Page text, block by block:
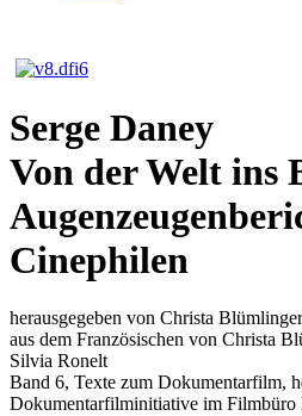
Serge Daney
Von der Welt ins
Cinephilen
herausgegeben von Christa Blümlinger
aus dem Französischen von Christa
Silvia Ronelt
Band 6, Texte zum Dokumentarfilm,
Dokumentarfilminitiative im Filmbüro